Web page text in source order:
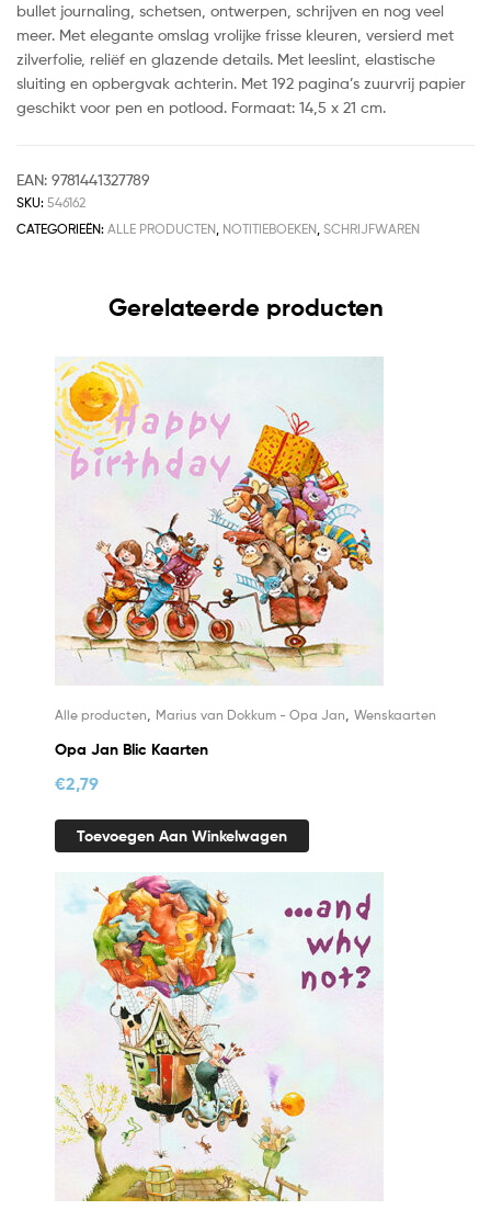
bullet journaling, schetsen, ontwerpen, schrijven en nog veel
meer. Met elegante omslag vrolijke frisse kleuren, versierd met
zilverfolie, reliëf en glazende details. Met leeslint, elastische
sluiting en opbergvak achterin. Met 192 pagina’s zuurvrij papier
geschikt voor pen en potlood. Formaat: 14,5 x 21 cm.
EAN: 9781441327789
SKU: 546162
CATEGORIEËN: ALLE PRODUCTEN, NOTITIEBOEKEN, SCHRIJFWAREN
Gerelateerde producten
Alle producten Marius van Dokkum - Opa Jan Wenskaarten
Opa Jan Blic Kaarten
€2,79
Toevoegen Aan Winkelwagen